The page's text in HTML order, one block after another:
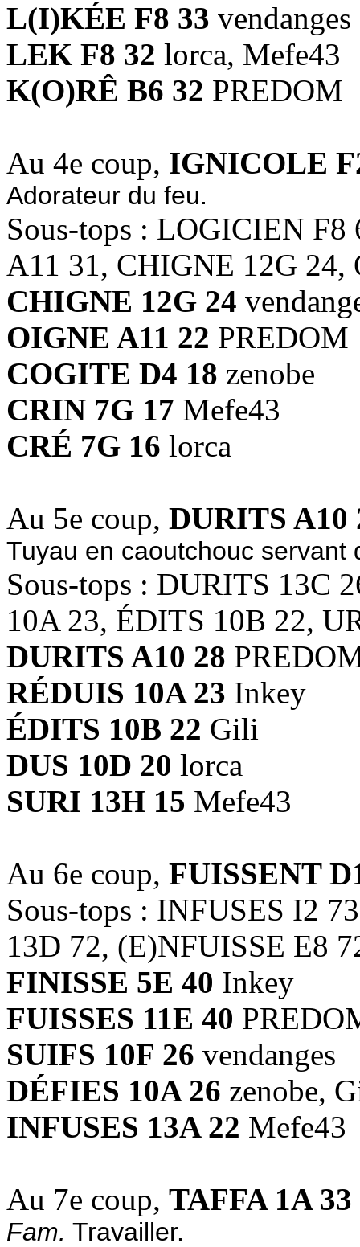
L(I)KÉE F8 33 vendanges
LEK F8 32 lorca, Mefe43
K(O)RÊ B6 32 PREDOM
Au 4e coup, IGNICOLE
Adorateur du feu.
Sous-tops : LOGICIEN
A11 31, CHIGNE 12G 24,
CHIGNE 12G 24
OIGNE A11 22 PREDOM
COGITE D4 18 zenobe
CRIN 7G 17 Mefe43
CRÉ 7G 16 lorca
Au 5e coup, DURITS A10
Tuyau en caoutchouc servant
Sous-tops : DURITS 13C
10A 23, ÉDITS 10B 22,
DURITS A10 28
RÉDUIS 10A 23 Inkey
ÉDITS 10B 22 Gili
DUS 10D 20 lorca
SURI 13H 15 Mefe43
Au 6e coup, FUISSENT
Sous-tops : INFUSES I2
13D 72, (E)NFUISSE E8
FINISSE 5E 40 Inkey
FUISSES 11E 40
SUIFS 10F 26 vendanges
DÉFIES 10A 26 zenobe,
INFUSES 13A 22 Mefe43
Au 7e coup, TAFFA 1A 33
Fam. Travailler.